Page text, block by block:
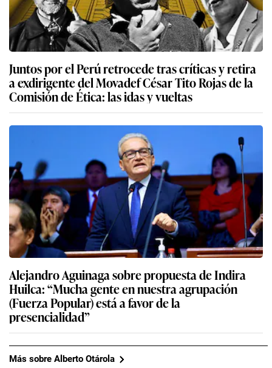
Juntos por el Perú retrocede tras críticas y retira
a exdirigente del Movadef César Tito Rojas de la
Comisión de Ética: las idas y vueltas
Alejandro Aguinaga sobre propuesta de Indira
Huilca: “Mucha gente en nuestra agrupación
(Fuerza Popular) está a favor de la
presencialidad”
Más sobre Alberto Otárola